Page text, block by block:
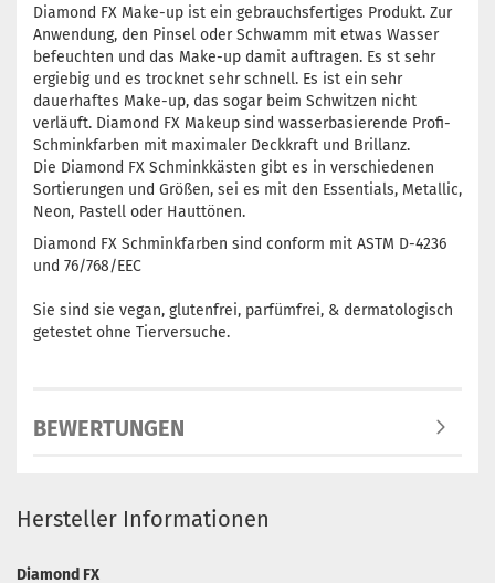
Diamond FX Make-up ist ein gebrauchsfertiges Produkt. Zur
Anwendung, den Pinsel oder Schwamm mit etwas Wasser
befeuchten und das Make-up damit auftragen. Es st sehr
ergiebig und es trocknet sehr schnell. Es ist ein sehr
dauerhaftes Make-up, das sogar beim Schwitzen nicht
verläuft. Diamond FX Makeup sind wasserbasierende Profi-
Schminkfarben mit maximaler Deckkraft und Brillanz.
Die Diamond FX Schminkkästen gibt es in verschiedenen
Sortierungen und Größen, sei es mit den Essentials, Metallic,
Neon, Pastell oder Hauttönen.
Diamond FX Schminkfarben sind conform mit ASTM D-4236
und 76/768/EEC
Sie sind sie vegan, glutenfrei, parfümfrei, & dermatologisch
getestet ohne Tierversuche.
BEWERTUNGEN
Hersteller Informationen
Diamond FX